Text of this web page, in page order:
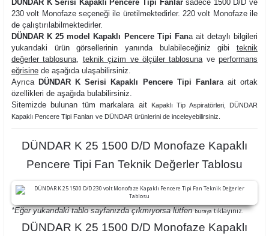
DÜNDAR K Serisi Kapaklı Pencere Tipi Fanlarsadece 1500 D/D ve
230 volt Monofaze seçeneği ile üretilmektedirler. 220 volt Monofaze ile
de çalıştırılabilmektedirler.
DÜNDAR K 25 model Kapaklı Pencere Tipi Fana ait detaylı bilgileri
yukarıdaki ürün görsellerinin yanında bulabileceğiniz gibi teknik
değerler tablosuna, teknik çizim ve ölçüler tablosunave performans
eğrisine de aşağıda ulaşabilirsiniz.
Ayrıca DÜNDAR K Serisi Kapaklı Pencere Tipi Fanlara ait ortak
özellikleri de aşağıda bulabilirsiniz.
Sitemizde bulunan tüm markalara ait
Kapaklı Tip Aspiratörleri, DÜNDAR
Kapaklı Pencere Tipi Fanları ve DÜNDAR ürünlerini de inceleyebilirsiniz.
DÜNDAR K 25 1500 D/D Monofaze Kapaklı
Pencere Tipi Fan Teknik Değerler Tablosu
*Eğer yukarıdaki tablo sayfanızda çıkmıyorsa lütfenburayatıklayınız.
DÜNDAR K 25 1500 D/D Monofaze Kapaklı